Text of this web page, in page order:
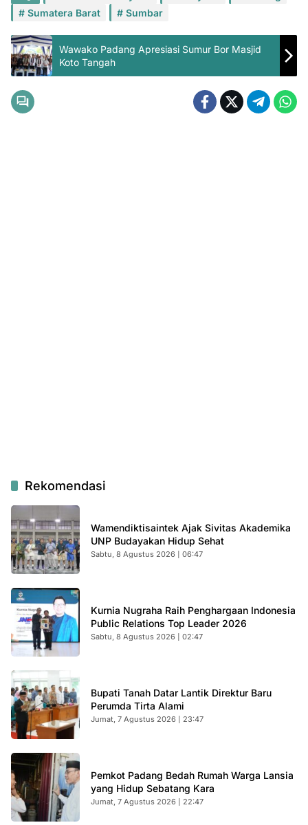
Sumatera Barat
Sumbar
Wawako Padang Apresiasi Sumur Bor Masjid
Koto Tangah
Rekomendasi
Wamendiktisaintek Ajak Sivitas Akademika
UNP Budayakan Hidup Sehat
Sabtu, 8 Agustus 2026 | 06:47
Kurnia Nugraha Raih Penghargaan Indonesia
Public Relations Top Leader 2026
Sabtu, 8 Agustus 2026 | 02:47
Bupati Tanah Datar Lantik Direktur Baru
Perumda Tirta Alami
Jumat, 7 Agustus 2026 | 23:47
Pemkot Padang Bedah Rumah Warga Lansia
yang Hidup Sebatang Kara
Jumat, 7 Agustus 2026 | 22:47